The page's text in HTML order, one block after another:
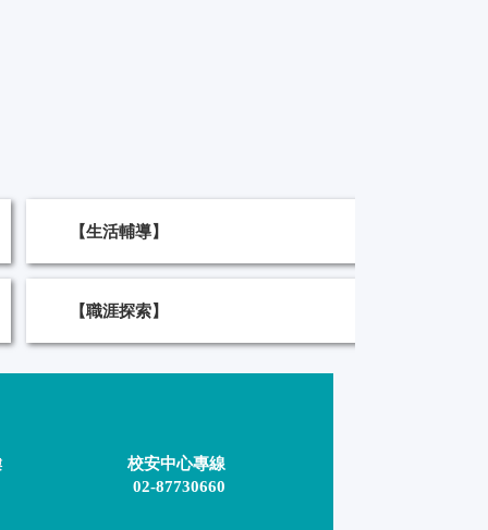
【生活輔導】
【職涯探索】
校安中心專線
02-87730660